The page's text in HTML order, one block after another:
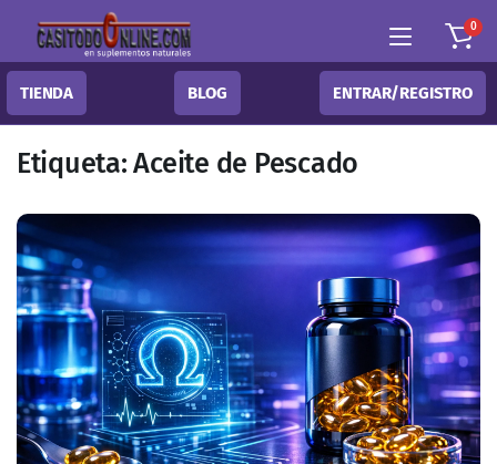
0
TIENDA BLOG ENTRAR/REGISTRO
Etiqueta:Aceite de Pescado